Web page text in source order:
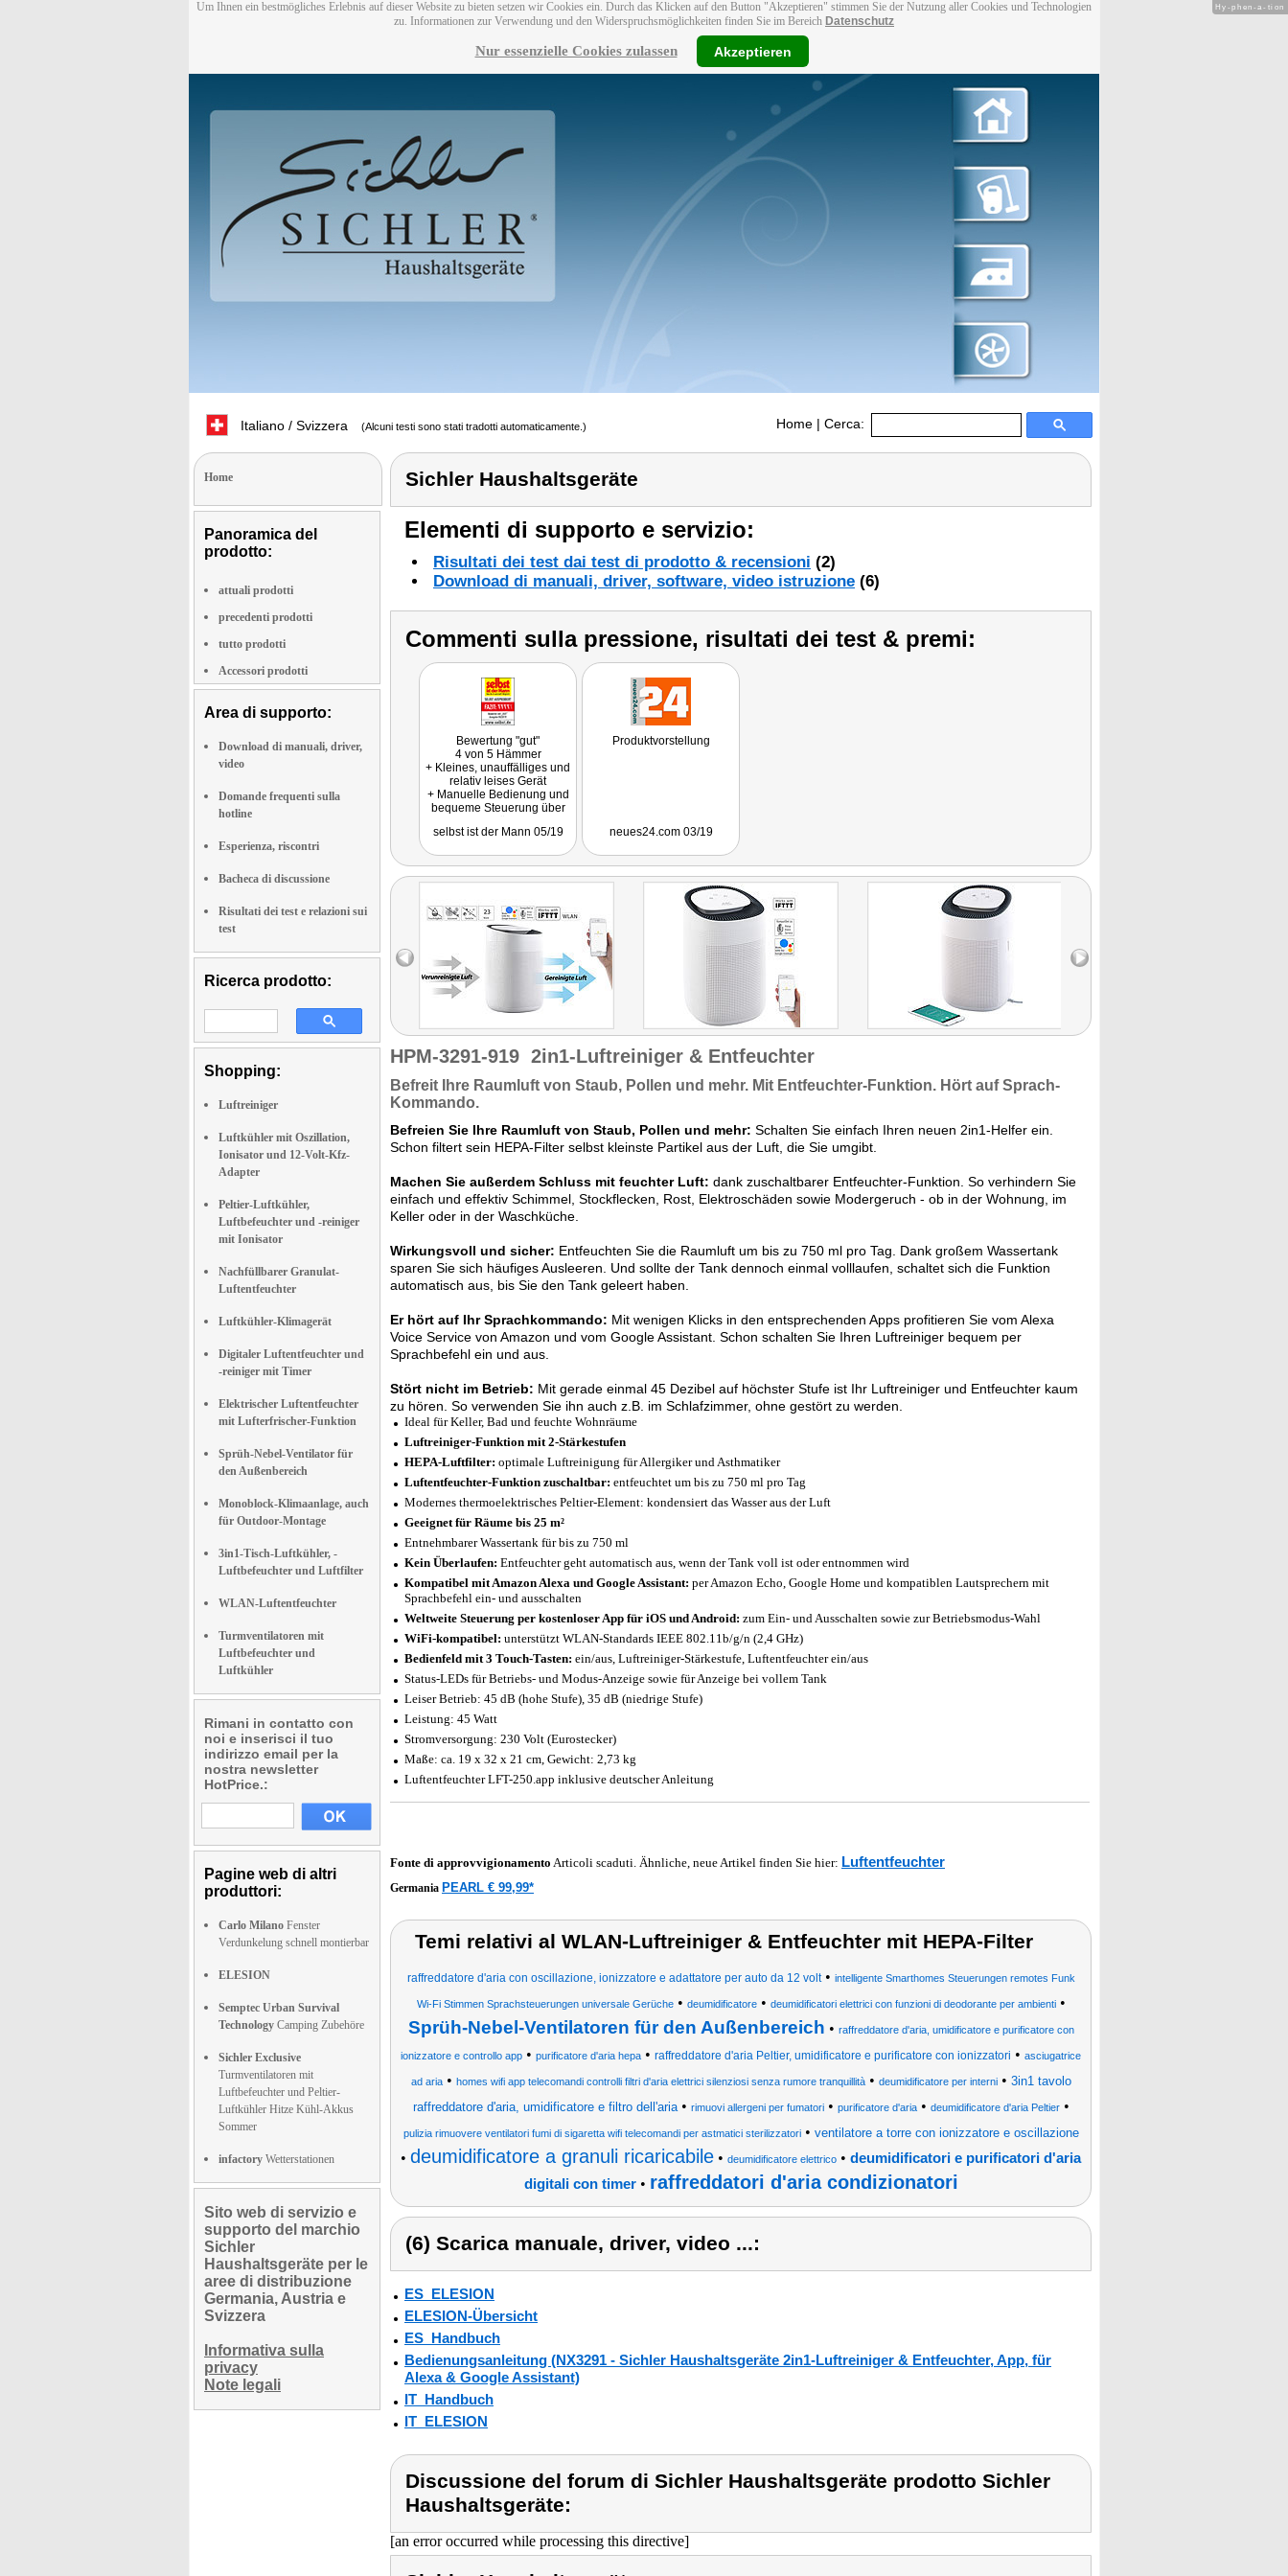
Um Ihnen ein bestmögliches Erlebnis auf dieser Website zu bieten setzen wir Cookies ein. Durch das Klicken auf den Button "Akzeptieren" stimmen Sie der Nutzung aller Cookies und Technologien
zu. Informationen zur Verwendung und den Widerspruchsmöglichkeiten finden Sie im Bereich Datenschutz
Nur essenzielle Cookies zulassen Akzeptieren
Italiano / Svizzera (Alcuni testi sono stati tradotti automaticamente.) Home | Cerca:
Home
Panoramica del
prodotto:
attuali prodotti
precedenti prodotti
tutto prodotti
Accessori prodotti
Area di supporto:
Download di manuali, driver,
video
Domande frequenti sulla
hotline
Esperienza, riscontri
Bacheca di discussione
Risultati dei test e relazioni sui
test
Ricerca prodotto:
Shopping:
Luftreiniger
Luftkühler mit Oszillation,
Ionisator und 12-Volt-Kfz-
Adapter
Peltier-Luftkühler,
Luftbefeuchter und -reiniger
mit Ionisator
Nachfüllbarer Granulat-
Luftentfeuchter
Luftkühler-Klimagerät
Digitaler Luftentfeuchter und
-reiniger mit Timer
Elektrischer Luftentfeuchter
mit Lufterfrischer-Funktion
Sprüh-Nebel-Ventilator für
den Außenbereich
Monoblock-Klimaanlage, auch
für Outdoor-Montage
3in1-Tisch-Luftkühler, -
Luftbefeuchter und Luftfilter
WLAN-Luftentfeuchter
Turmventilatoren mit
Luftbefeuchter und
Luftkühler
Rimani in contatto con
noi e inserisci il tuo
indirizzo email per la
nostra newsletter
HotPrice.:
Pagine web di altri
produttori:
Carlo Milano Fenster
Verdunkelung schnell montierbar
ELESION
Semptec Urban Survival
Technology Camping Zubehöre
Sichler Exclusive
Turmventilatoren mit
Luftbefeuchter und Peltier-
Luftkühler Hitze Kühl-Akkus
Sommer
infactory Wetterstationen
Sito web di servizio e
supporto del marchio
Sichler
Haushaltsgeräte per le
aree di distribuzione
Germania, Austria e
Svizzera
Informativa sulla
privacy
Note legali
Sichler Haushaltsgeräte
Elementi di supporto e servizio:
Risultati dei test dai test di prodotto & recensioni (2)
Download di manuali, driver, software, video istruzione (6)
Commenti sulla pressione, risultati dei test & premi:
Bewertung "gut"
4 von 5 Hämmer
+ Kleines, unauffälliges und
relativ leises Gerät
+ Manuelle Bedienung und
bequeme Steuerung über
+ Überzeugender
selbst ist der Mann 05/19
Produktvorstellung
neues24.com 03/19
HPM-3291-919 2in1-Luftreiniger & Entfeuchter
Befreit Ihre Raumluft von Staub, Pollen und mehr. Mit Entfeuchter-Funktion. Hört aufSprach-
Kommando.
Befreien Sie Ihre Raumluft von Staub, Pollen und mehr: Schalten Sie einfach Ihren neuen 2in1-Helfer ein.
Schon filtert sein HEPA-Filter selbst kleinste Partikel aus der Luft, die Sie umgibt.
Machen Sie außerdem Schluss mit feuchter Luft: dank zuschaltbarer Entfeuchter-Funktion. So verhindern Sie
einfach und effektiv Schimmel, Stockflecken, Rost, Elektroschäden sowie Modergeruch - ob in der Wohnung, im
Keller oder in der Waschküche.
Wirkungsvoll und sicher: Entfeuchten Sie die Raumluft um bis zu 750 ml pro Tag. Dank großem Wassertank
sparen Sie sich häufiges Ausleeren. Und sollte der Tank dennoch einmal volllaufen, schaltet sich die Funktion
automatisch aus, bis Sie den Tank geleert haben.
Er hört auf Ihr Sprachkommando: Mit wenigen Klicks in den entsprechenden Apps profitieren Sie vom Alexa
Voice Service von Amazon und vom Google Assistant. Schon schalten Sie Ihren Luftreiniger bequem per
Sprachbefehl ein und aus.
Stört nicht im Betrieb: Mit gerade einmal 45 Dezibel auf höchster Stufe ist Ihr Luftreiniger und Entfeuchter kaum
zu hören. So verwenden Sie ihn auch z.B. im Schlafzimmer, ohne gestört zu werden.
Ideal für Keller, Bad und feuchte Wohnräume
Luftreiniger-Funktion mit 2-Stärkestufen
HEPA-Luftfilter: optimale Luftreinigung für Allergiker und Asthmatiker
Luftentfeuchter-Funktion zuschaltbar: entfeuchtet um bis zu 750 ml pro Tag
Modernes thermoelektrisches Peltier-Element: kondensiert das Wasser aus der Luft
Geeignet für Räume bis 25 m²
Entnehmbarer Wassertank für bis zu 750 ml
Kein Überlaufen: Entfeuchter geht automatisch aus, wenn der Tank voll ist oder entnommen wird
Kompatibel mit Amazon Alexa und Google Assistant: per Amazon Echo, Google Home und kompatiblen Lautsprechern mit
Sprachbefehl ein- und ausschalten
Weltweite Steuerung per kostenloser App für iOS und Android: zum Ein- und Ausschalten sowie zur Betriebsmodus-Wahl
WiFi-kompatibel: unterstützt WLAN-Standards IEEE 802.11b/g/n (2,4 GHz)
Bedienfeld mit 3 Touch-Tasten: ein/aus, Luftreiniger-Stärkestufe, Luftentfeuchter ein/aus
Status-LEDs für Betriebs- und Modus-Anzeige sowie für Anzeige bei vollem Tank
Leiser Betrieb: 45 dB (hohe Stufe), 35 dB (niedrige Stufe)
Leistung: 45 Watt
Stromversorgung: 230 Volt (Eurostecker)
Maße: ca. 19 x 32 x 21 cm, Gewicht: 2,73 kg
Luftentfeuchter LFT-250.app inklusive deutscher Anleitung
Fonte di approvvigionamento Articoli scaduti. Ähnliche, neue Artikel finden Sie hier: Luftentfeuchter
Germania PEARL € 99,99*
Temi relativi al WLAN-Luftreiniger & Entfeuchter mit HEPA-Filter
raffreddatore d'aria con oscillazione, ionizzatore e adattatore per auto da 12 volt• intelligente Smarthomes Steuerungen remotes Funk
Wi-Fi Stimmen Sprachsteuerungen universale Gerüche• deumidificatore• deumidificatori elettrici con funzioni di deodorante per ambienti•
Sprüh-Nebel-Ventilatoren für den Außenbereich • raffreddatore d'aria, umidificatore e purificatore con
ionizzatore e controllo app • purificatore d'aria hepa • raffreddatore d'aria Peltier, umidificatore e purificatore con ionizzatori • asciugatrice
ad aria• homes wifi app telecomandi controlli filtri d'aria elettrici silenziosi senza rumore tranquillità• deumidificatore per interni• 3in1 tavolo
raffreddatore d'aria, umidificatore e filtro dell'aria• rimuovi allergeni per fumatori• purificatore d'aria• deumidificatore d'aria Peltier•
pulizia rimuovere ventilatori fumi di sigaretta wifi telecomandi per astmatici sterilizzatori• ventilatore a torre con ionizzatore e oscillazione
• deumidificatore a granuli ricaricabile • deumidificatore elettrico • deumidificatori e purificatori d'aria
digitali con timer• raffreddatori d'aria condizionatori
(6) Scarica manuale, driver, video ...:
ES_ELESION
ELESION-Übersicht
ES_Handbuch
Bedienungsanleitung (NX3291 - Sichler Haushaltsgeräte 2in1-Luftreiniger & Entfeuchter, App, für
Alexa & Google Assistant)
IT_Handbuch
IT_ELESION
Discussione del forum di Sichler Haushaltsgeräte prodotto Sichler
Haushaltsgeräte:
[an error occurred while processing this directive]
Hy-phen-a-tion